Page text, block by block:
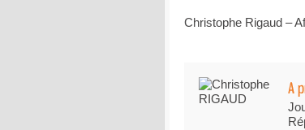
Christophe Rigaud –